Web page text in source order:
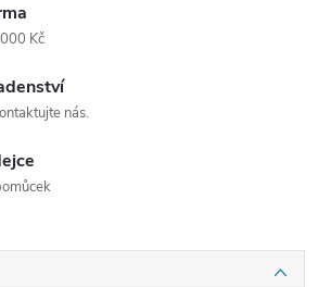
Kč
nás.